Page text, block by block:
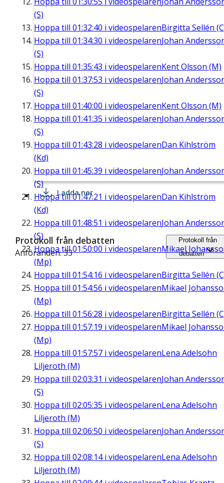
(S)
Hoppa till 01:32:40 i videospelarenBirgitta Sellén
Hoppa till 01:34:30 i videospelarenJohan
(S)
Hoppa till 01:35:43 i videospelarenKent Olsson (M)
Hoppa till 01:37:53 i videospelarenJohan
(S)
Hoppa till 01:40:00 i videospelarenKent Olsson (M)
Hoppa till 01:41:35 i videospelarenJohan
(S)
Hoppa till 01:43:28 i videospelarenDan Kihlström
(Kd)
Hoppa till 01:45:39 i videospelarenJohan
(S)
Hoppa till01:47:21 i videospelarenDan Kihlström
(Kd)
Hoppa till 01:48:51 i videospelarenJohan
(S)
Hoppa till01:50:00 i videospelarenMikael
(Mp)
Hoppa till 01:54:16 i videospelarenBirgitta Sellén
Hoppa till 01:54:56 i videospelarenMikael
(Mp)
Hoppa till 01:56:28 i videospelarenBirgitta Sellén
Hoppa till 01:57:19 i videospelarenMikael
(Mp)
Hoppa till 01:57:57 i videospelarenLena Adelsohn
Liljeroth (M)
Hoppa till 02:03:31 i videospelarenJohan
(S)
Hoppa till 02:05:35 i videospelarenLena Adelsohn
Liljeroth (M)
Hoppa till 02:06:50 i videospelarenJohan
(S)
Hoppa till 02:08:14i videospelarenLena Adelsohn
Liljeroth (M)
Ladda ner
Protokoll från debatten
Anföranden: 33
Protokoll från
debatten